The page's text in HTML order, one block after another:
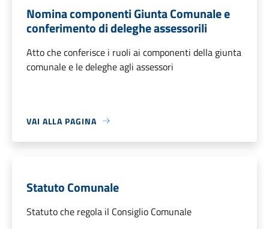
Nomina componenti Giunta Comunale e
conferimento di deleghe assessorili
Atto che conferisce i ruoli ai componenti della giunta
comunale e le deleghe agli assessori
VAI ALLA PAGINA
Statuto Comunale
Statuto che regola il Consiglio Comunale